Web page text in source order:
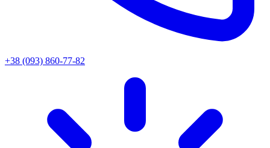
+38 (093) 860-77-82